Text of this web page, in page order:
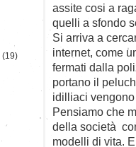
assite cosi a
quelli a sfondo
Si arriva a
internet, come
fermati dalla
portano il
idilliaci
Pensiamo che
della società
modelli di vita.
(19)